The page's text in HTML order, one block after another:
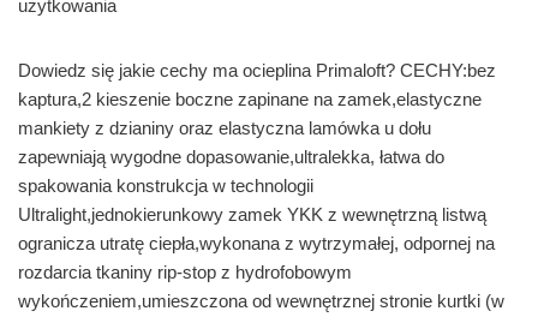
użytkowania
Dowiedz się jakie cechy ma ocieplina Primaloft? CECHY:bez
kaptura,2 kieszenie boczne zapinane na zamek,elastyczne
mankiety z dzianiny oraz elastyczna lamówka u dołu
zapewniają wygodne dopasowanie,ultralekka, łatwa do
spakowania konstrukcja w technologii
Ultralight,jednokierunkowy zamek YKK z wewnętrzną listwą
ogranicza utratę ciepła,wykonana z wytrzymałej, odpornej na
rozdarcia tkaniny rip-stop z hydrofobowym
wykończeniem,umieszczona od wewnętrznej stronie kurtki (w